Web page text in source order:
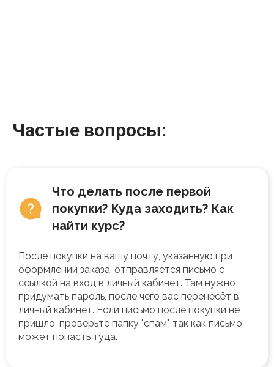
Частые вопросы:
Что делать после первой
покупки? Куда заходить? Как
найти курс?
После покупки на вашу почту, указанную при
оформлении заказа, отправляется письмо с
ссылкой на вход в личный кабинет. Там нужно
придумать пароль, после чего вас перенесёт в
личный кабинет. Если письмо после покупки не
пришло, проверьте папку "спам", так как письмо
может попасть туда.